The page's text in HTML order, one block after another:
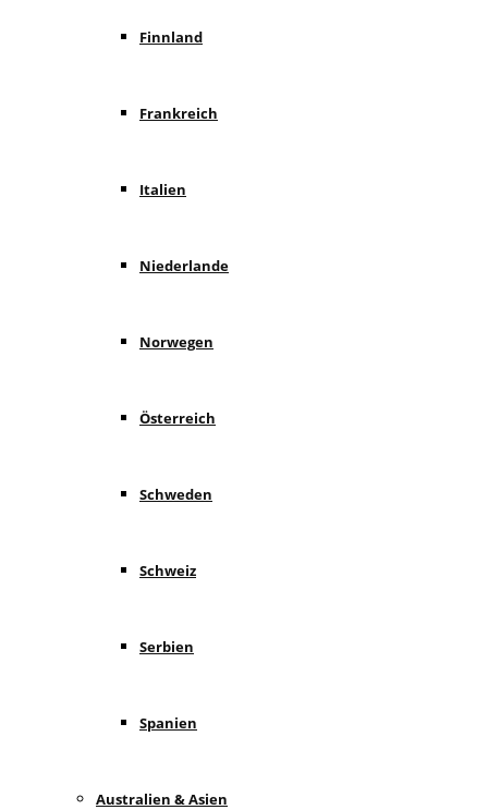
Finnland
Frankreich
Italien
Niederlande
Norwegen
Österreich
Schweden
Schweiz
Serbien
Spanien
Australien & Asien